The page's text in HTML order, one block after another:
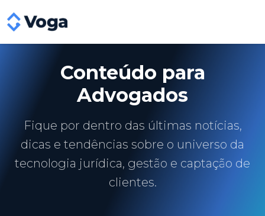
Conteúdo para
Advogados
Fique por dentro das últimas notícias,
dicas e tendências sobre o universo da
tecnologia jurídica, gestão e captação de
clientes.